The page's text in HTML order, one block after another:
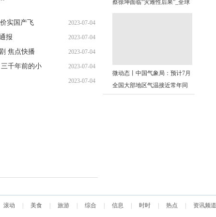
实国产飞
2023-07-04
11:33:05
报 2023-07-04
11:41:08
焦点快播 2023-07-04
11:37:03
千年前的小
2023-07-04
11:33:55
2023-07-04
蔡徐坤面临“灾难性后果”_全球
微动态
微动态丨中国气象局：预计7月
全国大部地区气温接近常年同
滚动 美食 旅游 综合 信息 时时 热点 资讯频道